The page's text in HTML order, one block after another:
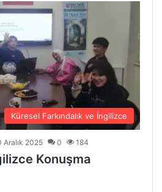
Küresel Farkındalık ve İngilizce
Aralık 2025 0 184
Konuşma